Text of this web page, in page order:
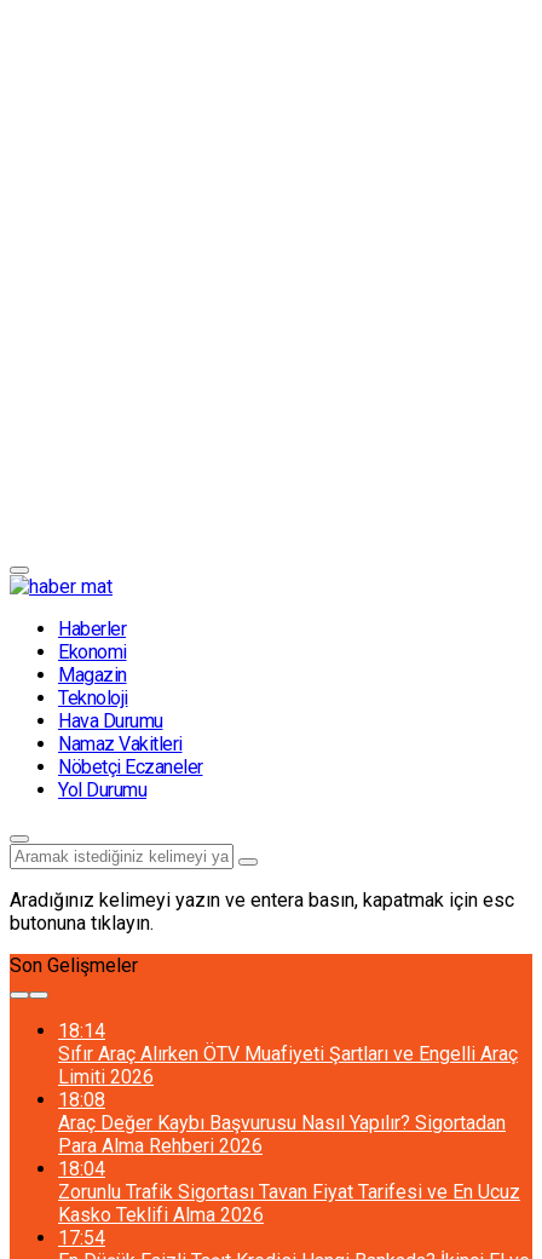
Haberler
Ekonomi
Magazin
Teknoloji
Hava Durumu
Namaz Vakitleri
Nöbetçi Eczaneler
Yol Durumu
Aradığınız kelimeyi yazın ve entera basın, kapatmak için esc
butonuna tıklayın.
Son Gelişmeler
18:14
Sıfır Araç Alırken ÖTV Muafiyeti Şartları ve Engelli Araç
Limiti 2026
18:08
Araç Değer Kaybı Başvurusu Nasıl Yapılır? Sigortadan
Para Alma Rehberi 2026
18:04
Zorunlu Trafik Sigortası Tavan Fiyat Tarifesi ve En Ucuz
Kasko Teklifi Alma 2026
17:54